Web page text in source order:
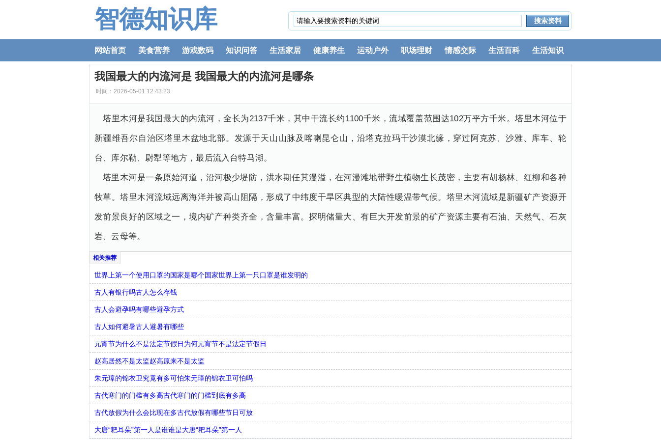
智德知识库
网站首页 美食营养 游戏数码 知识问答 生活家居 健康养生 运动户外 职场理财 情感交际 生活百科 生活知识
我国最大的内流河是 我国最大的内流河是哪条
时间：2026-05-01 12:43:23
塔里木河是我国最大的内流河，全长为2137千米，其中干流长约1100千米，流域覆盖范围达102万平方千米。塔里木河位于
新疆维吾尔自治区塔里木盆地北部。发源于天山山脉及喀喇昆仑山，沿塔克拉玛干沙漠北缘，穿过阿克苏、沙雅、库车、轮
台、库尔勒、尉犁等地方，最后流入台特马湖。
塔里木河是一条原始河道，沿河极少堤防，洪水期任其漫溢，在河漫滩地带野生植物生长茂密，主要有胡杨林、红柳和各种
牧草。塔里木河流域远离海洋并被高山阻隔，形成了中纬度干旱区典型的大陆性暖温带气候。塔里木河流域是新疆矿产资源开
发前景良好的区域之一，境内矿产种类齐全，含量丰富。探明储量大、有巨大开发前景的矿产资源主要有石油、天然气、石灰
岩、云母等。
世界上第一个使用口罩的国家是哪个国家世界上第一只口罩是谁发明的
古人有银行吗古人怎么存钱
古人会避孕吗有哪些避孕方式
古人如何避暑古人避暑有哪些
元宵节为什么不是法定节假日为何元宵节不是法定节假日
赵高居然不是太监赵高原来不是太监
朱元璋的锦衣卫究竟有多可怕朱元璋的锦衣卫可怕吗
古代寒门的门槛有多高古代寒门的门槛到底有多高
古代放假为什么会比现在多古代放假有哪些节日可放
大唐“耙耳朵”第一人是谁谁是大唐“耙耳朵”第一人